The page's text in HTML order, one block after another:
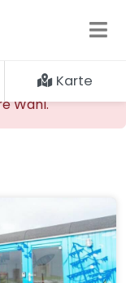
gefunden
Wahl.
Karte